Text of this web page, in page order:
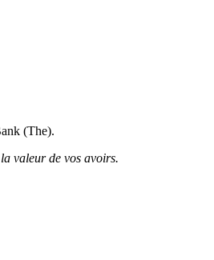
(The).
valeur de vos avoirs.